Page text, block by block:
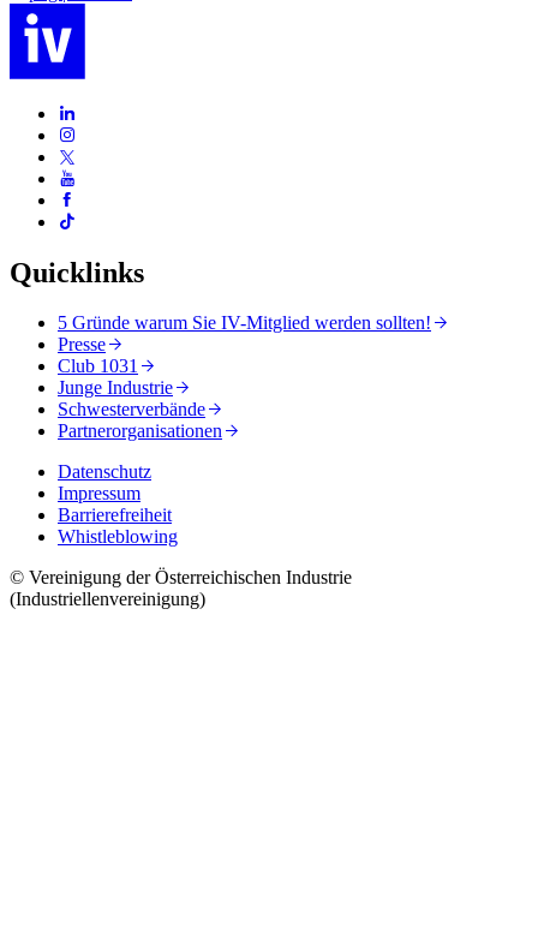
Quicklinks
5 Gründe warum Sie IV-Mitglied werden sollten!
Presse
Club 1031
Junge Industrie
Schwesterverbände
Partnerorganisationen
Datenschutz
Impressum
Barrierefreiheit
Whistleblowing
© Vereinigung der Österreichischen Industrie
(Industriellenvereinigung)